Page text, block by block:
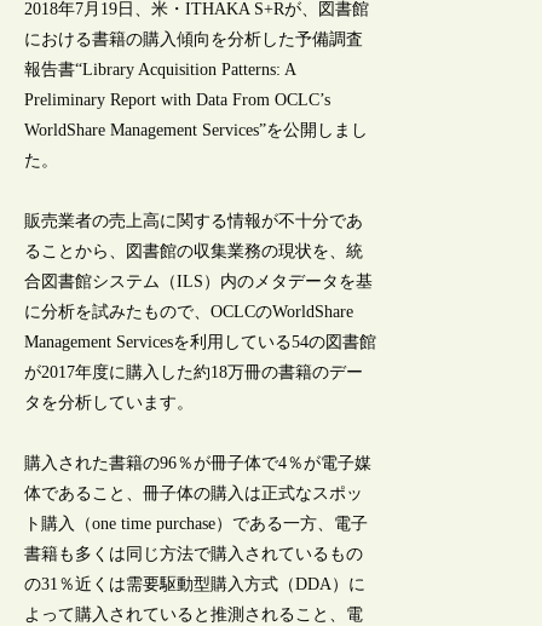
2018年7月19日、米・ITHAKA S+Rが、図書館
における書籍の購入傾向を分析した予備調査
報告書“Library Acquisition Patterns: A
Preliminary Report with Data From OCLC’s
WorldShare Management Services”を公開しまし
た。
販売業者の売上高に関する情報が不十分であ
ることから、図書館の収集業務の現状を、統
合図書館システム（ILS）内のメタデータを基
に分析を試みたもので、OCLCのWorldShare
Management Servicesを利用している54の図書館
が2017年度に購入した約18万冊の書籍のデー
タを分析しています。
購入された書籍の96％が冊子体で4％が電子媒
体であること、冊子体の購入は正式なスポッ
ト購入（one time purchase）である一方、電子
書籍も多くは同じ方法で購入されているもの
の31％近くは需要駆動型購入方式（DDA）に
よって購入されていると推測されること、電